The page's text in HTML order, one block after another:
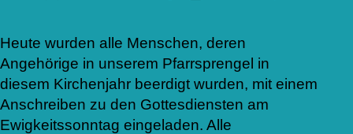
Heute wurden alle Menschen, deren
Angehörige in unserem Pfarrsprengel in
diesem Kirchenjahr beerdigt wurden, mit einem
Anschreiben zu den Gottesdiensten am
Ewigkeitssonntag eingeladen. Alle